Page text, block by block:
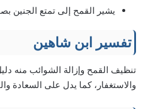
يشير القمح إلى تمتع الجنين
تفسير ابن شاهين
تنظيف القمح وإزالة الشوائب منه
والاستغفار، كما يدل على السعادة